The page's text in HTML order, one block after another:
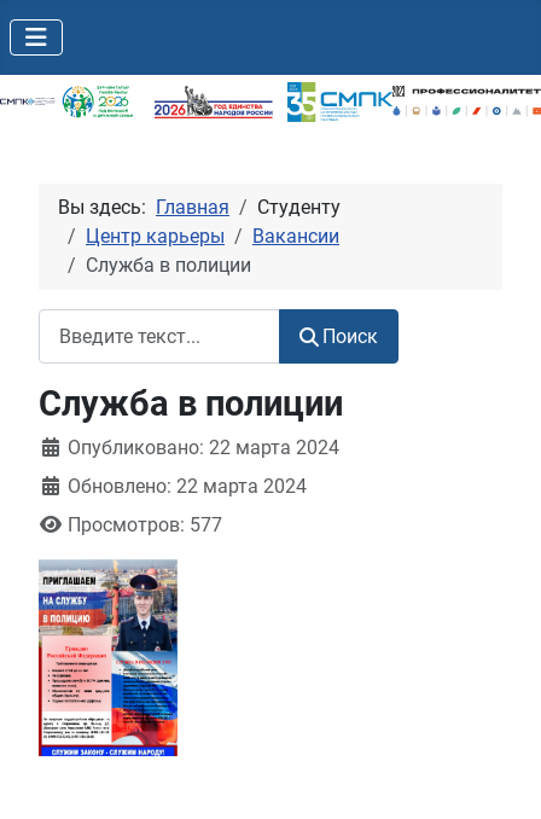
Вы здесь: Главная
Студенту
Центр карьеры
Вакансии
Служба в полиции
Поиск
Служба в полиции
Информация о материале
Опубликовано: 22 марта 2024
Обновлено: 22 марта 2024
Просмотров: 577